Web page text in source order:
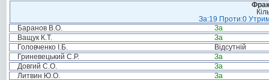
За:19 Проти:0
Баранов В.О.
За
Ващук К.Т.
За
Головченко І.Б.
Відсутній
Гриневецький С.Р.
За
Довгий С.О.
За
Литвин Ю.О.
За